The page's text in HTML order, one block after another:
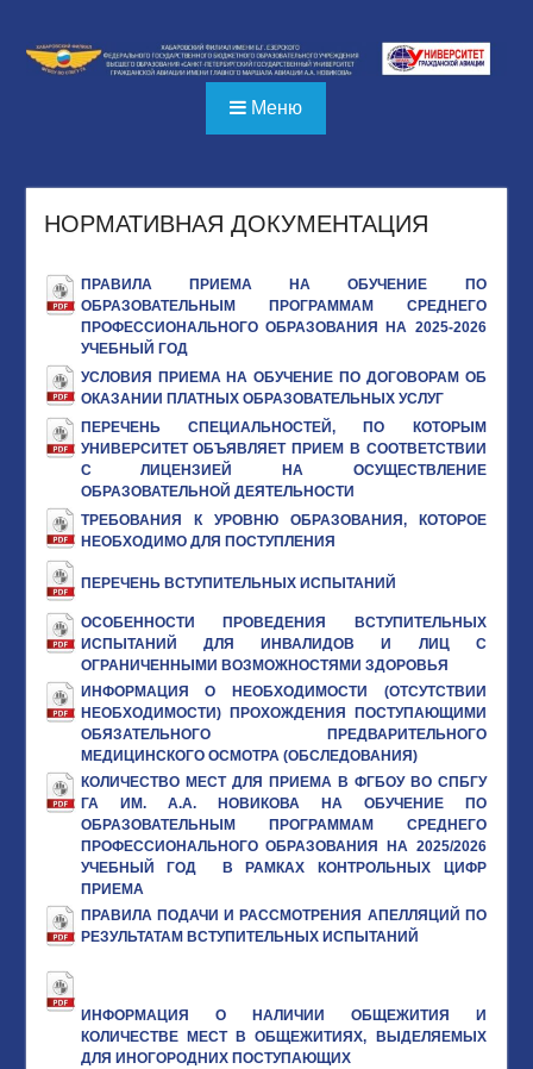
содержимому
Меню
НОРМАТИВНАЯ ДОКУМЕНТАЦИЯ
ПРАВИЛА ПРИЕМА НА ОБУЧЕНИЕ ПО
ОБРАЗОВАТЕЛЬНЫМ ПРОГРАММАМ СРЕДНЕГО
ПРОФЕССИОНАЛЬНОГО ОБРАЗОВАНИЯ НА 2025-2026
УЧЕБНЫЙ ГОД
УСЛОВИЯ ПРИЕМА НА ОБУЧЕНИЕ ПО ДОГОВОРАМ ОБ
ОКАЗАНИИ ПЛАТНЫХ ОБРАЗОВАТЕЛЬНЫХ УСЛУГ
ПЕРЕЧЕНЬ СПЕЦИАЛЬНОСТЕЙ, ПО КОТОРЫМ
УНИВЕРСИТЕТ ОБЪЯВЛЯЕТ ПРИЕМ В СООТВЕТСТВИИ
С ЛИЦЕНЗИЕЙ НА ОСУЩЕСТВЛЕНИЕ
ОБРАЗОВАТЕЛЬНОЙ ДЕЯТЕЛЬНОСТИ
ТРЕБОВАНИЯ К УРОВНЮ ОБРАЗОВАНИЯ, КОТОРОЕ
НЕОБХОДИМО ДЛЯ ПОСТУПЛЕНИЯ
ПЕРЕЧЕНЬ ВСТУПИТЕЛЬНЫХ ИСПЫТАНИЙ
ОСОБЕННОСТИ ПРОВЕДЕНИЯ ВСТУПИТЕЛЬНЫХ
ИСПЫТАНИЙ ДЛЯ ИНВАЛИДОВ И ЛИЦ С
ОГРАНИЧЕННЫМИ ВОЗМОЖНОСТЯМИ ЗДОРОВЬЯ
ИНФОРМАЦИЯ О НЕОБХОДИМОСТИ (ОТСУТСТВИИ
НЕОБХОДИМОСТИ) ПРОХОЖДЕНИЯ ПОСТУПАЮЩИМИ
ОБЯЗАТЕЛЬНОГО ПРЕДВАРИТЕЛЬНОГО
МЕДИЦИНСКОГО ОСМОТРА (ОБСЛЕДОВАНИЯ)
КОЛИЧЕСТВО МЕСТ ДЛЯ ПРИЕМА В ФГБОУ ВО СПБГУ
ГА ИМ. А.А. НОВИКОВА НА ОБУЧЕНИЕ ПО
ОБРАЗОВАТЕЛЬНЫМ ПРОГРАММАМ СРЕДНЕГО
ПРОФЕССИОНАЛЬНОГО ОБРАЗОВАНИЯ НА 2025/2026
УЧЕБНЫЙ ГОД В РАМКАХ КОНТРОЛЬНЫХ ЦИФР
ПРИЕМА
ПРАВИЛА ПОДАЧИ И РАССМОТРЕНИЯ АПЕЛЛЯЦИЙ ПО
РЕЗУЛЬТАТАМ ВСТУПИТЕЛЬНЫХ ИСПЫТАНИЙ
ИНФОРМАЦИЯ О НАЛИЧИИ ОБЩЕЖИТИЯ И
КОЛИЧЕСТВЕ МЕСТ В ОБЩЕЖИТИЯХ, ВЫДЕЛЯЕМЫХ
ДЛЯ ИНОГОРОДНИХ ПОСТУПАЮЩИХ